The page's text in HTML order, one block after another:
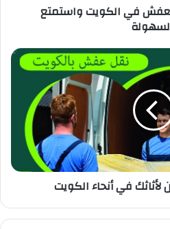
في الكويت واستمتع
في أنحاء الكويت